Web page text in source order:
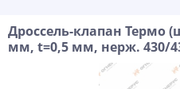
Дроссель-клапан Термо
мм, t=0,5 мм, нерж. 430/